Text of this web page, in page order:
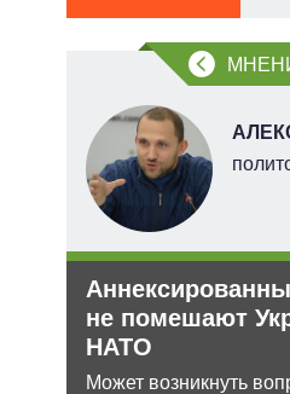
не помешают
НАТО
Может возникнуть